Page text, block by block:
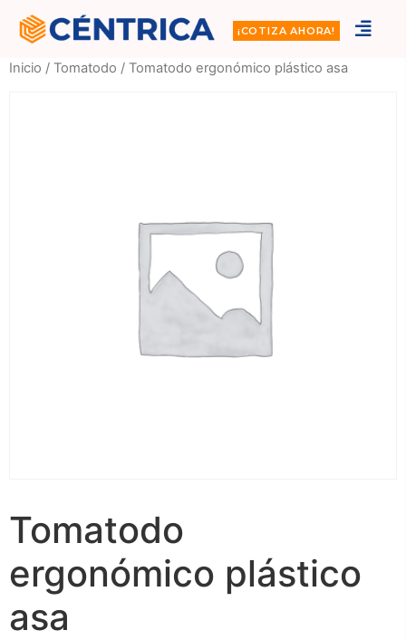
¡COTIZA AHORA!
Inicio / Tomatodo / Tomatodo ergonómico plástico asa
Tomatodo
ergonómico plástico
asa